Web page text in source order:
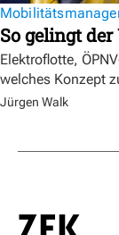
So gelingt
Elektroflotte,
welches Konzept
Jürgen Walk